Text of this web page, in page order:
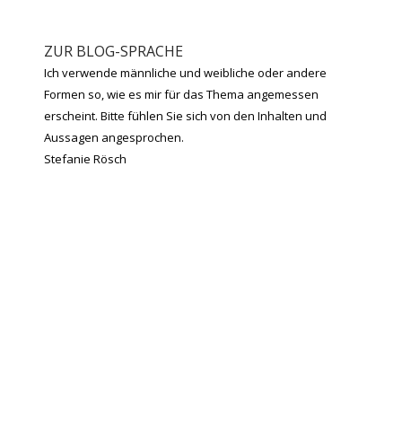
ZUR BLOG-SPRACHE
Ich verwende männliche und weibliche oder andere
Formen so, wie es mir für das Thema angemessen
erscheint. Bitte fühlen Sie sich von den Inhalten und
Aussagen angesprochen.
Stefanie Rösch